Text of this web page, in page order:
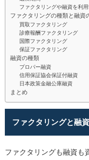
ファクタリングや融資を利
ファクタリングの種類と融資
買取ファクタリング
診療報酬ファクタリング
国際ファクタリング
保証ファクタリング
融資の種類
プロパー融資
信用保証協会保証付融資
日本政策金融公庫融資
まとめ
ファクタリングと融
ファクタリングも融資も